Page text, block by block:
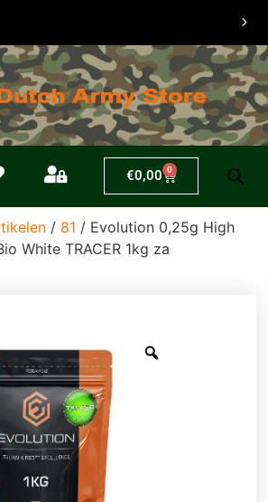
€0,00 0
/ 81 / Evolution 0,25g High
White TRACER 1kg za